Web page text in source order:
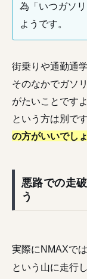
為「いつガソ
ようです。
街乗りや通勤通
そのなかでガソ
がたいことですよ
という方は別で
の方がいいでしょ
悪路での走
う
実際にNMAXで
という山に走行